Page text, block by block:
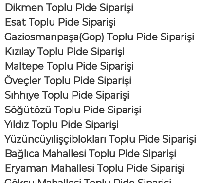
Dikmen Toplu Pide Siparişi
Esat Toplu Pide Siparişi
Gaziosmanpaşa(Gop) Toplu Pide Siparişi
Kızılay Toplu Pide Siparişi
Maltepe Toplu Pide Siparişi
Öveçler Toplu Pide Siparişi
Sıhhıye Toplu Pide Siparişi
Söğütözü Toplu Pide Siparişi
Yıldız Toplu Pide Siparişi
Yüzüncüyılişçiblokları Toplu Pide Siparişi
Bağlıca Mahallesi Toplu Pide Siparişi
Eryaman Mahallesi Toplu Pide Siparişi